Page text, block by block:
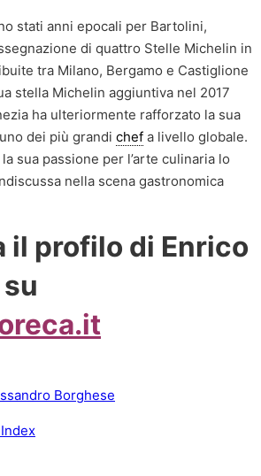
stati anni epocali per Bartolini,
di quattro Stelle Michelin in
tra Milano, Bergamo e Castiglione
stella Michelin aggiuntiva nel 2017
ha ulteriormente rafforzato la sua
dei più grandi chef a livello globale.
sua passione per l’arte culinaria lo
nella scena gastronomica
il profilo di Enrico
Borghese